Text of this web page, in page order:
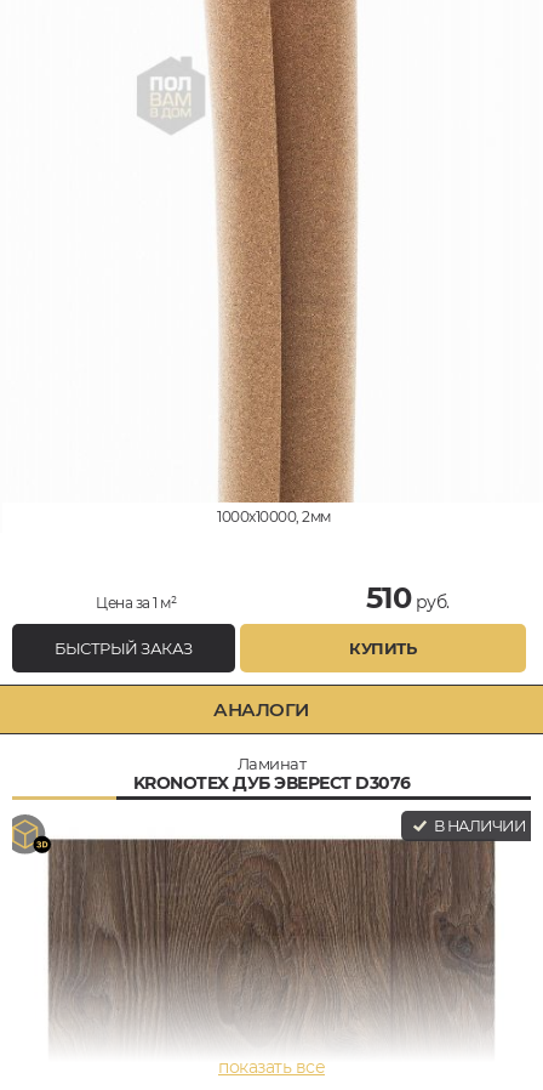
1000x10000, 2мм
Цена за 1 м² 510руб.
БЫСТРЫЙ ЗАКАЗ КУПИТЬ
АНАЛОГИ
Ламинат
KRONOTEX ДУБ ЭВЕРЕСТ D3076
В НАЛИЧИИ